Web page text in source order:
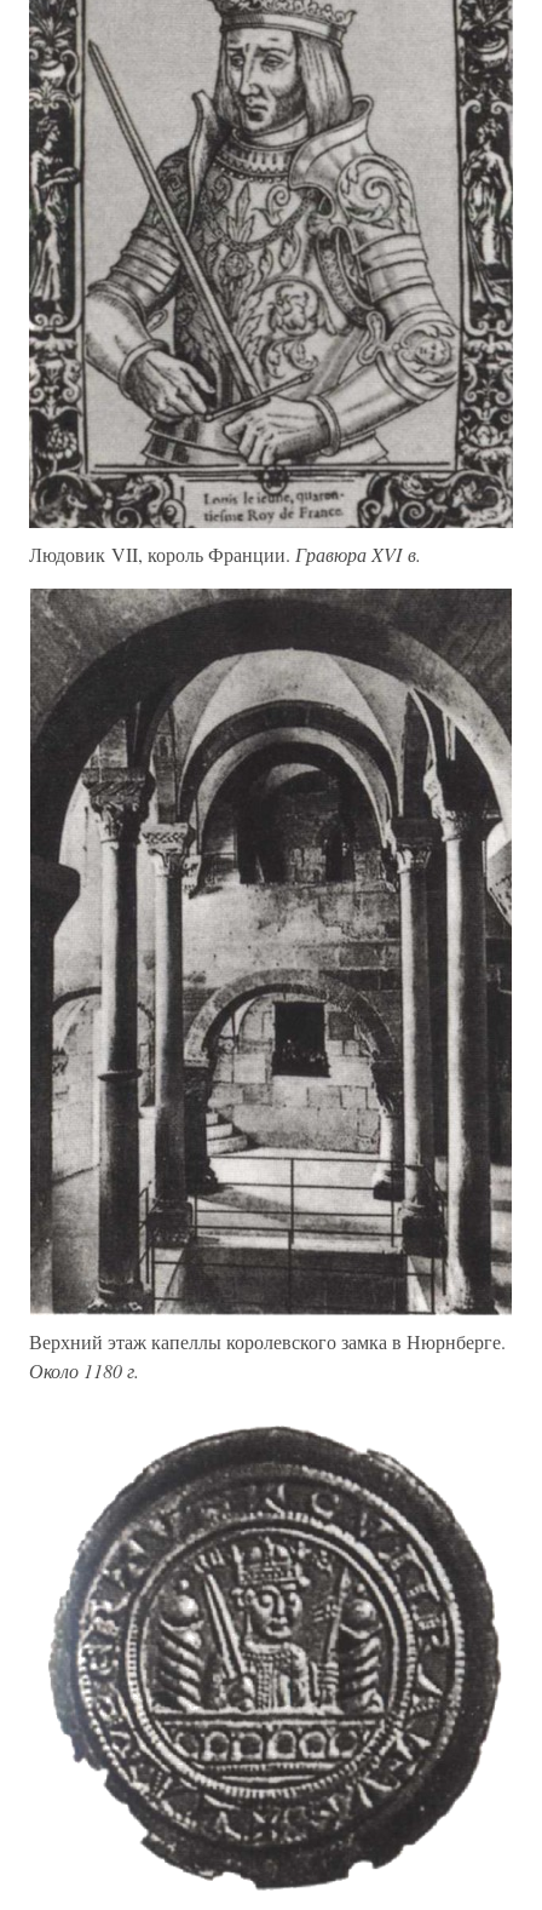
Людовик VII, король Франции. Гравюра XVI в.
Верхний этаж капеллы королевского замка в Нюрнберге.
Около 1180 г.